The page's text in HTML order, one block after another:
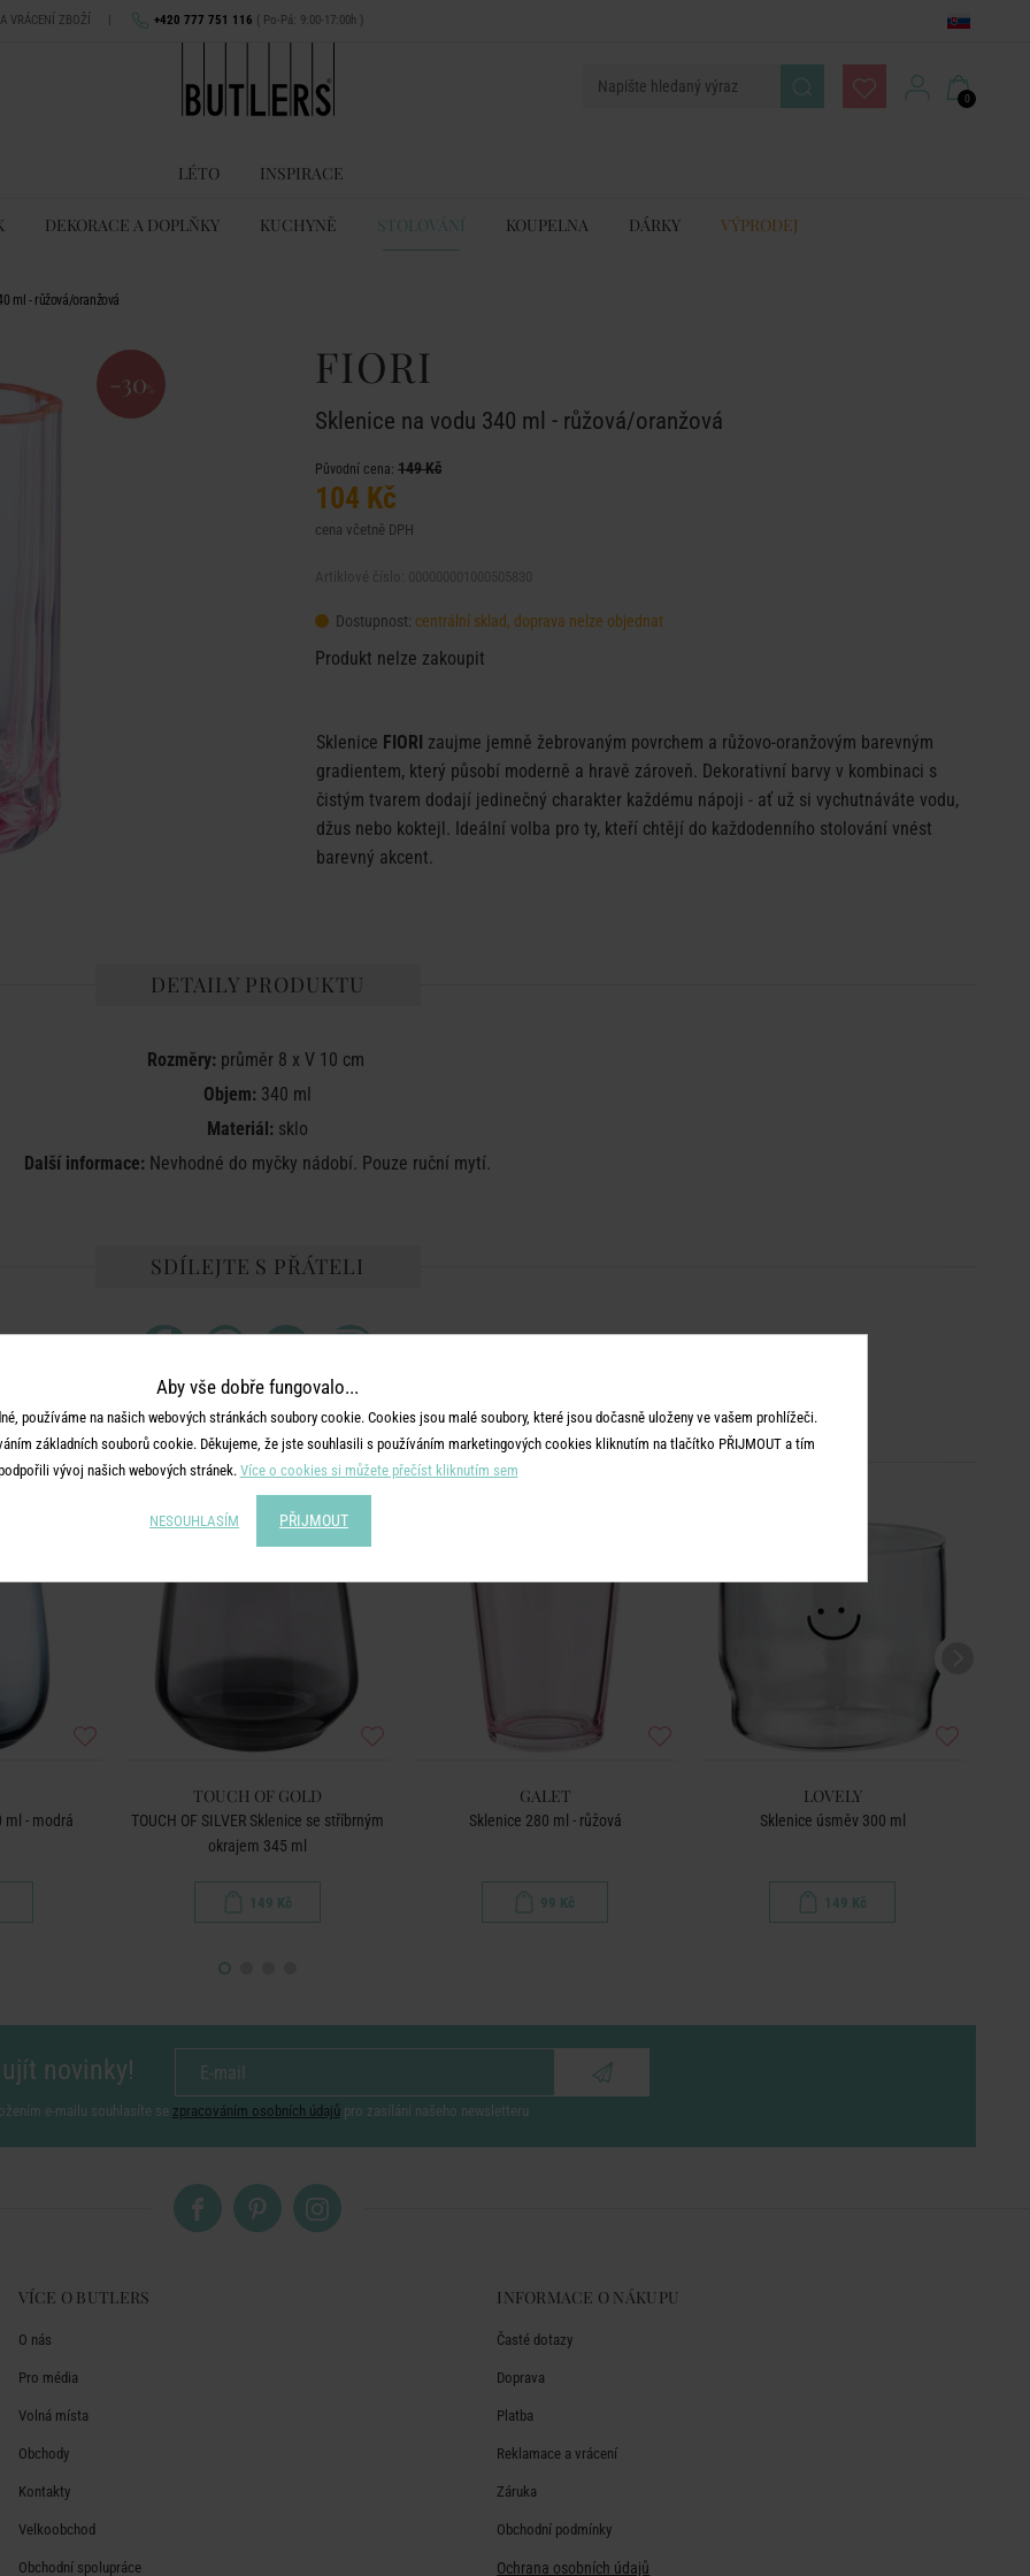
VRÁCENÍ ZBOŽÍ | +420 777 751 116 ( Po-Pá: 9:00-17:00h )
0
LÉTO INSPIRACE
DEKORACE A DOPLŇKY KUCHYNĚ STOLOVÁNÍ KOUPELNA DÁRKY VÝPRODEJ
ml - růžová/oranžová
-30 % FIORI
Sklenice na vodu 340 ml - růžová/oranžová
Původní cena: 149 Kč
104 Kč
cena včetně DPH
Dostupnost: centrální sklad, doprava nelze objednat
Produkt nelze zakoupit
Sklenice FIORI zaujme jemně žebrovaným povrchem a růžovo-oranžovým barevným
gradientem, který působí moderně a hravě zároveň. Dekorativní barvy v kombinaci s
čistým tvarem dodají jedinečný charakter každému nápoji - ať už si vychutnáváte vodu,
džus nebo koktejl. Ideální volba pro ty, kteří chtějí do každodenního stolování vnést
barevný akcent.
DETAILY PRODUKTU
Rozměry:průměr 8 x V 10 cm
Objem: 340 ml
Materiál: sklo
Další informace: Nevhodné do myčky nádobí. Pouze ruční mytí.
SDÍLEJTE S PŘÁTELI
MOHLO BY SE VÁM LÍBIT
ml - modrá
TOUCH OF GOLD
TOUCH OF SILVER Sklenice se stříbrným
okrajem 345 ml
149 Kč
GALET
Sklenice 280 ml - růžová
99 Kč
LOVELY
Sklenice úsměv 300 ml
149 Kč
novinky!
e-mailu souhlasíte se zpracováním osobních údajů pro zasílání našeho newsletteru
VÍCE O BUTLERS
O nás
Pro média
Volná místa
Obchody
Kontakty
Velkoobchod
Obchodní spolupráce
INFORMACE O NÁKUPU
Časté dotazy
Doprava
Platba
Reklamace a vrácení
Záruka
Obchodní podmínky
Ochrana osobních údajů
Aby vše dobře fungovalo...
používáme na našich webových stránkách soubory cookie. Cookies jsou malé soubory, které jsou dočasně uloženy ve vašem prohlížeči.
základních souborů cookie. Děkujeme, že jste souhlasili s používáním marketingových cookies kliknutím na tlačítko PŘIJMOUT a tím
vývoj našich webových stránek. Více o cookies si můžete přečíst kliknutím sem
NESOUHLASÍM PŘIJMOUT